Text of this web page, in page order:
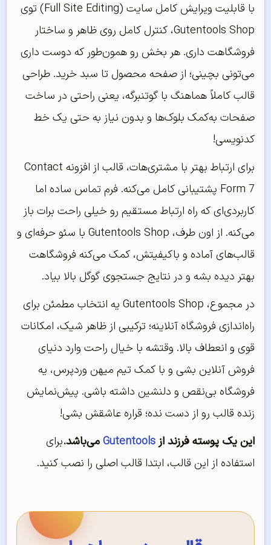
با قابلیت ویرایش کامل سایت (Full Site Editing) توی
Gutentools Shop، کنترل کامل روی ظاهر و ساختار
فروشگاهت داری. هر بخش رو همون‌طور که دوست داری
می‌تونی بچینی؛ از صفحه محصول تا سبد خرید. طراحی
قالب کاملاً هماهنگ با گوتنبرگه، یعنی راحتی در ساخت
صفحات به‌کمک بلوک‌ها و بدون نیاز به حتی یک خط
کدنویسی!
برای ارتباط بهتر با مشتری‌هات، قالب از افزونه Contact
Form 7 پشتیبانی کامل می‌کنه. فرم تماس ساده اما
کاربردی‌ای که راه ارتباط مستقیم رو خیلی راحت برات باز
می‌کنه. از اون طرف، Gutentools Shop با سئو حرفه‌ای و
قالب‌های آماده و باکیفیتش، کمک می‌کنه فروشگاهت
بهتر دیده بشه و در نتایج جستجوی گوگل بالا بیاد.
در مجموع، Gutentools Shop یه انتخاب مطمئن برای
راه‌اندازی فروشگاه آنلاینه؛ ترکیبی از ظاهر شیک، امکانات
قوی و انعطاف بالا. وقتشه با خیال راحت وارد دنیای
فروش آنلاین بشی و با کمک تیم میهن وردپرس، یه
فروشگاه بی‌نقص و دلنشین داشته باشی. پیش‌نمایش
زنده قالب رو از دست نده؛ قراره عاشقش بشی!
این یک پوسته فرزند ازGutentoolsمی‌باشد.برای
استفاده از این قالب، ابتدا قالب اصلی را نصب کنید.